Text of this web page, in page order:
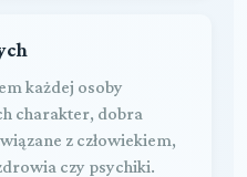
każdej osoby
charakter, dobra
z człowiekiem,
czy psychiki.